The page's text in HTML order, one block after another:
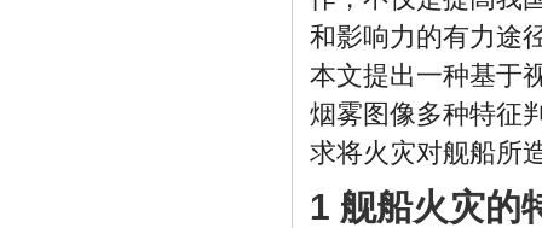
和影响力的有力途
本文提出一种基于
烟雾图像多种特征
求将火灾对舰船所
1 舰船火灾的